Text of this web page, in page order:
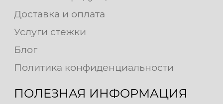
Доставка и оплата
Услуги стежки
Блог
Политика конфиденциальности
ПОЛЕЗНАЯ ИНФОРМАЦИЯ